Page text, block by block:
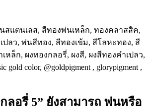
ลอรี่ 5” ยังสามารถ พ่นหรือ